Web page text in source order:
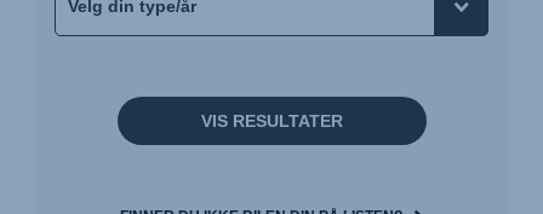
VIS RESULTATER